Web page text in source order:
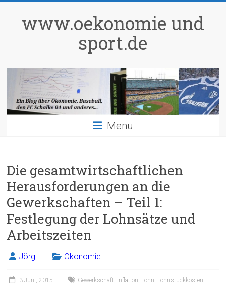
springenwww.oekonomie und
sport.de
Menü
Die gesamtwirtschaftlichen
Herausforderungen an die
Gewerkschaften – Teil 1:
Festlegung der Lohnsätze und
Arbeitszeiten
Jörg Ökonomie
3 Juni, 2015 Gewerkschaft, Inflation, Lohn, Lohnstückkosten,